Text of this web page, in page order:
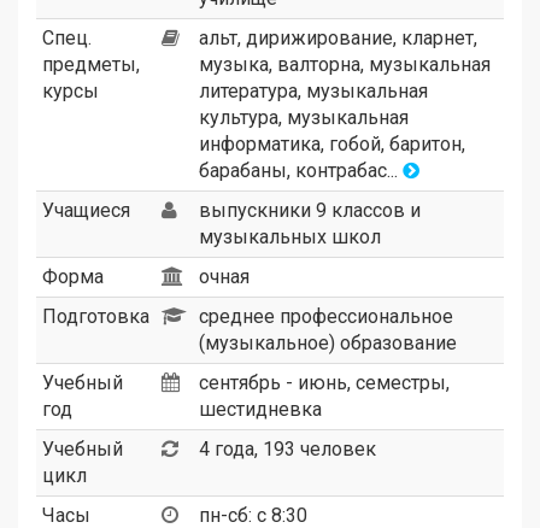
Спец.
предметы,
курсы
альт, дирижирование, кларнет,
музыка, валторна, музыкальная
литература, музыкальная
культура, музыкальная
информатика, гобой, баритон,
барабаны, контрабас...
Учащиеся
выпускники 9 классов и
музыкальных школ
Форма
очная
Подготовка
среднее профессиональное
(музыкальное) образование
Учебный
год
сентябрь - июнь, семестры,
шестидневка
Учебный
цикл
4 года, 193 человек
Часы
пн-сб: с 8:30